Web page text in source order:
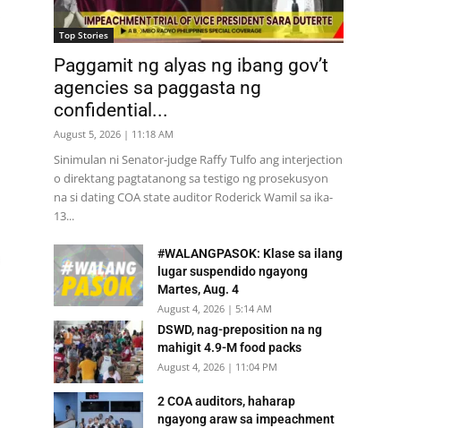
Top Stories
Paggamit ng alyas ng ibang gov’t
agencies sa paggasta ng
confidential...
August 5, 2026 | 11:18 AM
Sinimulan ni Senator-judge Raffy Tulfo ang interjection
o direktang pagtatanong sa testigo ng prosekusyon
na si dating COA state auditor Roderick Wamil sa ika-
13...
#WALANGPASOK: Klase sa ilang
lugar suspendido ngayong
Martes, Aug. 4
August 4, 2026 | 5:14 AM
DSWD, nag-preposition na ng
mahigit 4.9-M food packs
August 4, 2026 | 11:04 PM
2 COA auditors, haharap
ngayong araw sa impeachment